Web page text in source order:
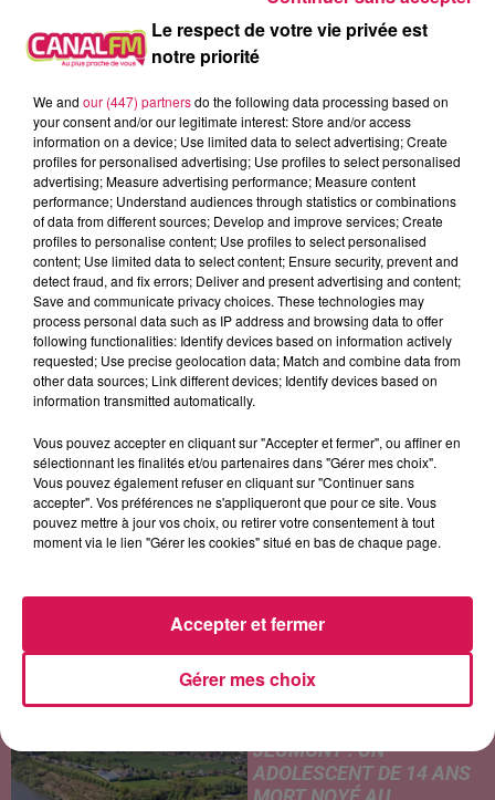
Les hits de Canal FM
5h29
5h29
MILEY CYRUS
Dream As One
5h26
5h26
CARBONNE
Imagine
5h23
5h23
TEMPER CITY
LES ARTICLES LES PLUS CONSULTÉS
THIÉRACHE
Un temps typiquement estival
et changeant concerne nos
secteurs ce lundi 3 août. Entre
l'après-midi et un risque
d'averses orageuses...
JEUMONT : UN
ADOLESCENT DE 14 ANS
Le respect de votre vie privée est
notre priorité
We and our (447) partnersdo the following data processing based on
your consent and/or our legitimate interest: Store and/or access
information on a device; Use limited data to select advertising; Create
profiles for personalised advertising; Use profiles to select personalised
advertising; Measure advertising performance; Measure content
performance; Understand audiences through statistics or combinations
of data from different sources; Develop and improve services; Create
profiles to personalise content; Use profiles to select personalised
content; Use limited data to select content; Ensure security, prevent and
detect fraud, and fix errors; Deliver and present advertising and content;
Save and communicate privacy choices. These technologies may
process personal data such as IP address and browsing data to offer
following functionalities: Identify devices based on information actively
requested; Use precise geolocation data; Match and combine data from
other data sources; Link different devices; Identify devices based on
information transmitted automatically.
Vous pouvez accepter en cliquant sur "Accepter et fermer", ou affiner en
sélectionnant les finalités et/ou partenaires dans "Gérer mes choix".
Vous pouvez également refuser en cliquant sur "Continuer sans
accepter". Vos préférences ne s'appliqueront que pour ce site. Vous
pouvez mettre à jour vos choix, ou retirer votre consentement à tout
moment via le lien "Gérer les cookies" situé en bas de chaque page.
Gérer mes choix
Accepter et fermer